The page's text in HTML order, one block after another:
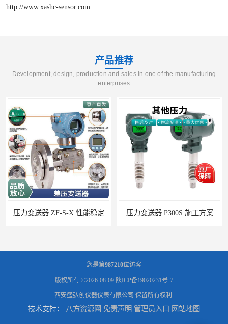
http://www.xashc-sensor.com
产品推荐
Development, design, production and sales in one of the manufacturing
enterprises
压力变送器 P300S 施工方案
您是第987210位访客
版权所有 ©2026-08-09 陕ICP备19020231号-7
西安盛弘创仪器仪表有限公司 保留所有权利.
技术支持： 八方资源网 免责声明 管理员入口 网站地图